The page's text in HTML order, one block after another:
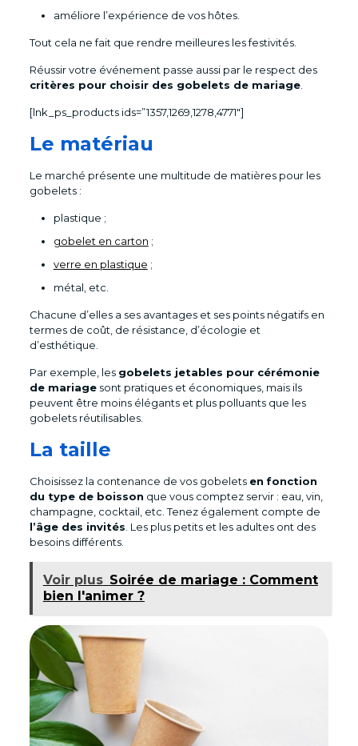
améliore l’expérience de vos hôtes.
Tout cela ne fait que rendre meilleures les festivités.
Réussir votre événement passe aussi par le respect des
critères pour choisir des gobelets de mariage.
[lnk_ps_products ids=”1357,1269,1278,4771″]
Le matériau
Le marché présente une multitude de matières pour les
gobelets :
plastique ;
gobelet en carton ;
verre en plastique ;
métal, etc.
Chacune d’elles a ses avantages et ses points négatifs en
termes de coût, de résistance, d’écologie et
d’esthétique.
Par exemple, les gobelets jetables pour cérémonie
de mariagesont pratiques et économiques, mais ils
peuvent être moins élégants et plus polluants que les
gobelets réutilisables.
La taille
Choisissez la contenance de vos gobelets en fonction
du type de boisson que vous comptez servir : eau, vin,
champagne, cocktail, etc. Tenez également compte de
l’âge des invités . Les plus petits et les adultes ont des
besoins différents.
Voir plus Soirée de mariage : Comment
bien l'animer ?